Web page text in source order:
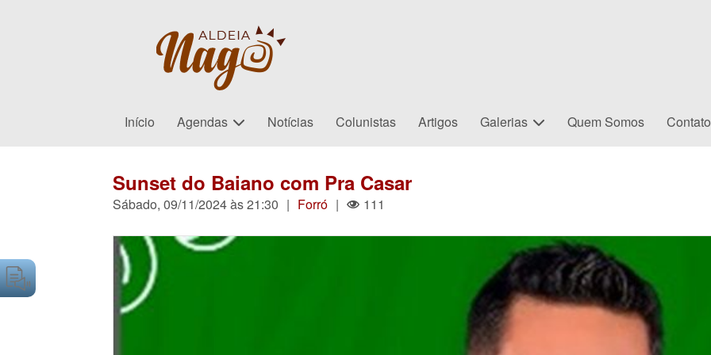
Início Agendas Notícias Colunistas Artigos Galerias Quem Somos Contato
Sunset do Baiano com Pra Casar
Sábado, 09/11/2024 às 21:30 | Forró | 111